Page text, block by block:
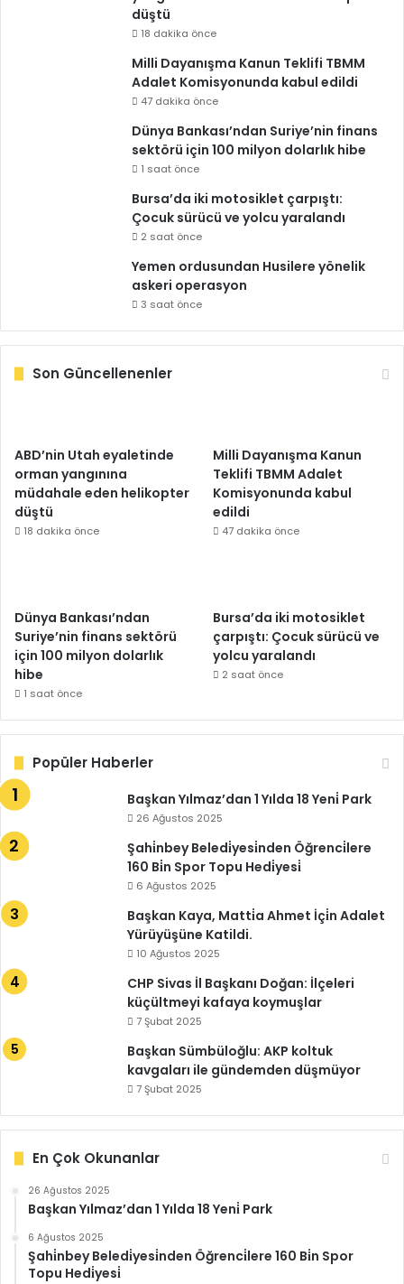
düştü
18 dakika önce
Milli Dayanışma Kanun Teklifi TBMM
Adalet Komisyonunda kabul edildi
47 dakika önce
Dünya Bankası’ndan Suriye’nin finans
sektörü için 100 milyon dolarlık hibe
1 saat önce
Bursa’da iki motosiklet çarpıştı:
Çocuk sürücü ve yolcu yaralandı
2 saat önce
Yemen ordusundan Husilere yönelik
askeri operasyon
3 saat önce
Son Güncellenenler
ABD’nin Utah eyaletinde
orman yangınına
müdahale eden helikopter
düştü
18 dakika önce
Milli Dayanışma Kanun
Teklifi TBMM Adalet
Komisyonunda kabul
edildi
47 dakika önce
Dünya Bankası’ndan
Suriye’nin finans sektörü
için 100 milyon dolarlık
hibe
1 saat önce
Bursa’da iki motosiklet
çarpıştı: Çocuk sürücü ve
yolcu yaralandı
2 saat önce
Popüler Haberler
Başkan Yılmaz’dan 1 Yılda 18 Yeni̇ Park
26 Ağustos 2025
Şahi̇nbey Beledi̇yesi̇nden Öğrenci̇lere
160 Bi̇n Spor Topu Hedi̇yesi̇
6 Ağustos 2025
Başkan Kaya, Matti̇a Ahmet İçi̇n Adalet
Yürüyüşüne Katildi.
10 Ağustos 2025
CHP Sivas İl Başkanı Doğan: İlçeleri
küçültmeyi kafaya koymuşlar
7 Şubat 2025
Başkan Sümbüloğlu: AKP koltuk
kavgaları ile gündemden düşmüyor
7 Şubat 2025
En Çok Okunanlar
26 Ağustos 2025
Başkan Yılmaz’dan 1 Yılda 18 Yeni̇ Park
6 Ağustos 2025
Şahi̇nbey Beledi̇yesi̇nden Öğrenci̇lere 160 Bi̇n Spor
Topu Hedi̇yesi̇